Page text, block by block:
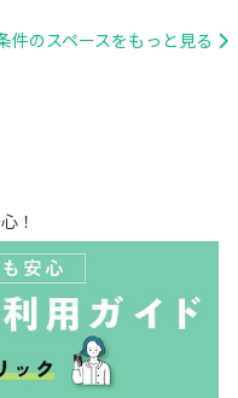
件のスペースをもっと見る
！